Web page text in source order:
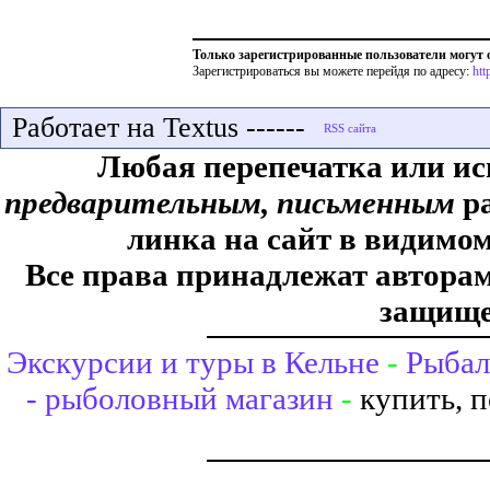
Только зарегистрированные пользователи
Зарегистрироваться вы можете перейдя по адресу:
Работает на Textus ------
Любая перепечатка или
предварительным, письменным
линка на сайт в
Все права принадлежат
Экскурсии и туры в Кельне -
- рыболовный магазин - купить,